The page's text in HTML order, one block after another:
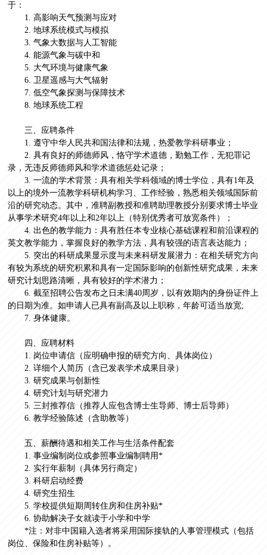
于：
1. 高影响天气预测与应对
2. 地球系统模式与模拟
3. 气象大数据与人工智能
4. 能源气象与碳中和
5. 大气环境与健康气象
6. 卫星遥感与大气辐射
7. 低空气象探测与保障技术
8. 地球系统工程
三、应聘条件
1. 遵守中华人民共和国法律和法规，热爱教学科研事业；
2. 具有良好的师德师风，恪守学术道德，勤勉工作，无犯罪记
录，无违反师德师风和学术道德惩处记录；
3. 一流的学术背景：具有相关学科领域的博士学位，具有1年及
以上的境外一流教学科研机构学习、工作经验，熟悉相关领域国际前
沿的研究动态。其中，准聘副教授和准聘助理教授分别要求博士毕业
从事学术研究4年以上和2年以上（特别优秀者可放宽条件）；
4. 出色的教学能力：具有胜任本专业核心基础课程和前沿课程的
英文教学能力，掌握良好的教学方法，具有较强的语言表达能力；
5. 突出的科研成果显示度与未来科研发展潜力：在相关研究方向
有较为系统的研究积累和具有一定国际影响的创新性研究成果，未来
研究计划思路清晰，具有较好的学术潜力；
6. 截至招聘公告发布之日未满40周岁，以有效期内的身份证件上
的日期为准。如申请人已具有副高及以上职称，年龄可适当放宽;
7. 身体健康。
四、应聘材料
1. 岗位申请信（应明确申报的研究方向、具体岗位）
2. 详细个人简历（含已发表学术成果目录）
3. 研究成果与创新性
4. 研究计划与研究潜力
5. 三封推荐信（推荐人应包含博士生导师、博士后导师）
6. 教学经验陈述（含助教等）
五、薪酬待遇和相关工作与生活条件配套
1. 事业编制岗位或参照事业编制聘用*
2. 实行年薪制（具体另行商定）
3. 科研启动经费
4. 研究生招生
5. 学校提供短期周转住房和住房补贴*
6. 协助解决子女就读于小学和中学
*注：对非中国籍入选者将采用国际接轨的人事管理模式（包括
岗位、保险和住房补贴等）。